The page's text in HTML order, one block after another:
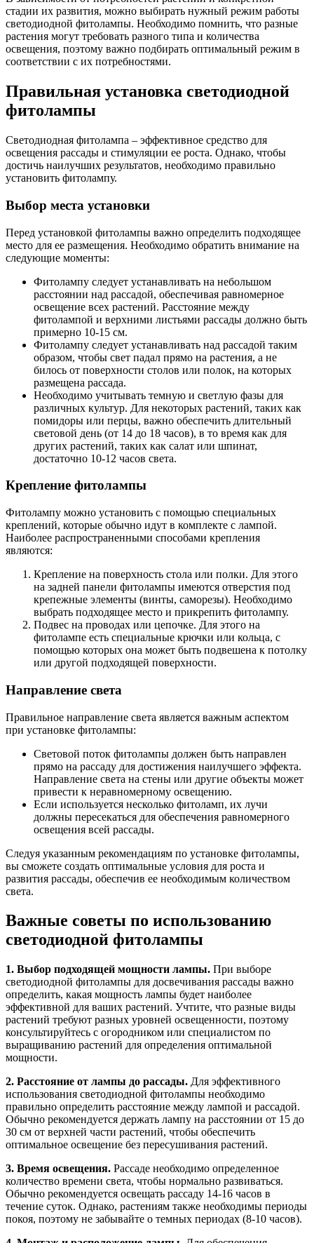
стадии их развития, можно выбирать нужный режим работы
светодиодной фитолампы. Необходимо помнить, что разные
растения могут требовать разного типа и количества
освещения, поэтому важно подбирать оптимальный режим в
соответствии с их потребностями.
Правильная установка светодиодной
фитолампы
Светодиодная фитолампа – эффективное средство для
освещения рассады и стимуляции ее роста. Однако, чтобы
достичь наилучших результатов, необходимо правильно
установить фитолампу.
Выбор места установки
Перед установкой фитолампы важно определить подходящее
место для ее размещения. Необходимо обратить внимание на
следующие моменты:
Фитолампу следует устанавливать на небольшом
расстоянии над рассадой, обеспечивая равномерное
освещение всех растений. Расстояние между
фитолампой и верхними листьями рассады должно быть
примерно 10-15 см.
Фитолампу следует устанавливать над рассадой таким
образом, чтобы свет падал прямо на растения, а не
билось от поверхности столов или полок, на которых
размещена рассада.
Необходимо учитывать темную и светлую фазы для
различных культур. Для некоторых растений, таких как
помидоры или перцы, важно обеспечить длительный
световой день (от 14 до 18 часов), в то время как для
других растений, таких как салат или шпинат,
достаточно 10-12 часов света.
Крепление фитолампы
Фитолампу можно установить с помощью специальных
креплений, которые обычно идут в комплекте с лампой.
Наиболее распространенными способами крепления
являются:
Крепление на поверхность стола или полки. Для этого
на задней панели фитолампы имеются отверстия под
крепежные элементы (винты, саморезы). Необходимо
выбрать подходящее место и прикрепить фитолампу.
Подвес на проводах или цепочке. Для этого на
фитолампе есть специальные крючки или кольца, с
помощью которых она может быть подвешена к потолку
или другой подходящей поверхности.
Направление света
Правильное направление света является важным аспектом
при установке фитолампы:
Световой поток фитолампы должен быть направлен
прямо на рассаду для достижения наилучшего эффекта.
Направление света на стены или другие объекты может
привести к неравномерному освещению.
Если используется несколько фитоламп, их лучи
должны пересекаться для обеспечения равномерного
освещения всей рассады.
Следуя указанным рекомендациям по установке фитолампы,
вы сможете создать оптимальные условия для роста и
развития рассады, обеспечив ее необходимым количеством
света.
Важные советы по использованию
светодиодной фитолампы
1. Выбор подходящей мощности лампы. При выборе
светодиодной фитолампы для досвечивания рассады важно
определить, какая мощность лампы будет наиболее
эффективной для ваших растений. Учтите, что разные виды
растений требуют разных уровней освещенности, поэтому
консультируйтесь с огородником или специалистом по
выращиванию растений для определения оптимальной
мощности.
2. Расстояние от лампы до рассады. Для эффективного
использования светодиодной фитолампы необходимо
правильно определить расстояние между лампой и рассадой.
Обычно рекомендуется держать лампу на расстоянии от 15 до
30 см от верхней части растений, чтобы обеспечить
оптимальное освещение без пересушивания растений.
3. Время освещения. Рассаде необходимо определенное
количество времени света, чтобы нормально развиваться.
Обычно рекомендуется освещать рассаду 14-16 часов в
течение суток. Однако, растениям также необходимы периоды
покоя, поэтому не забывайте о темных периодах (8-10 часов).